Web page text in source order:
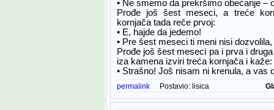
• Ne smemo da prekršimo obećanje –
Prođe još šest meseci, a treće
kornjača tada reče prvoj:
• E, hajde da jedemo!
• Pre šest meseci ti meni nisi
Prođe još šest meseci pa i prva i
iza kamena izviri treća kornjača i kaže:
• Strašno! Još nisam ni krenula, a vas
permalink Postavio: lisica